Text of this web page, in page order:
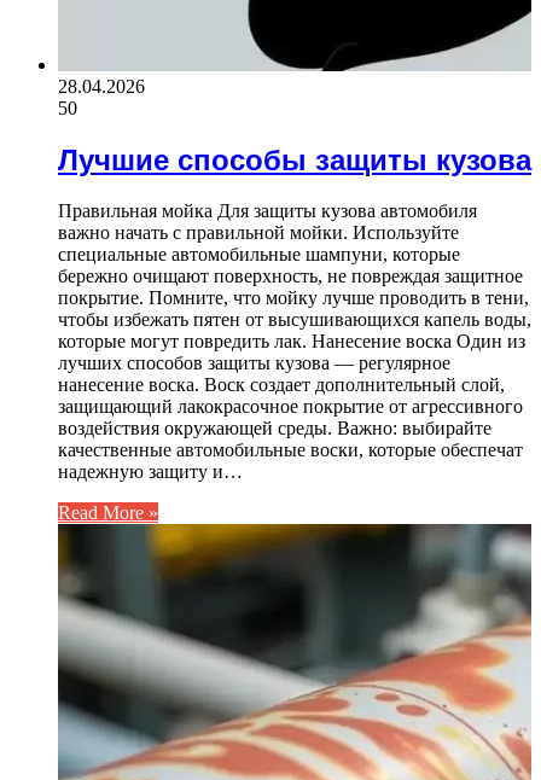
28.04.2026
50
Лучшие способы защиты кузова
Правильная мойка Для защиты кузова автомобиля
важно начать с правильной мойки. Используйте
специальные автомобильные шампуни, которые
бережно очищают поверхность, не повреждая защитное
покрытие. Помните, что мойку лучше проводить в тени,
чтобы избежать пятен от высушивающихся капель воды,
которые могут повредить лак. Нанесение воска Один из
лучших способов защиты кузова — регулярное
нанесение воска. Воск создает дополнительный слой,
защищающий лакокрасочное покрытие от агрессивного
воздействия окружающей среды. Важно: выбирайте
качественные автомобильные воски, которые обеспечат
надежную защиту и…
Read More »